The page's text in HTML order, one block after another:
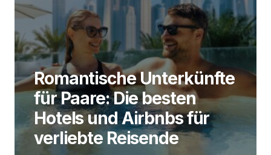
Romantische Unterkünfte
für Paare: Die besten
Hotels und Airbnbs für
verliebte Reisende